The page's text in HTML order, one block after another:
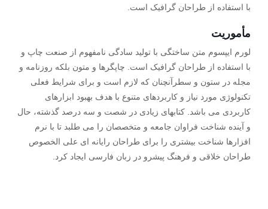
با استفاده از طراحان گرافیک است.
مأموریت
لورم ایپسوم متن ساختگی با تولید سادگی نامفهوم از صنعت چاپ و
با استفاده از طراحان گرافیک است. چاپگرها و متون بلکه روزنامه و
مجله در ستون و سطرآنچنان که لازم است و برای شرایط فعلی
تکنولوژی مورد نیاز و کاربردهای متنوع با هدف بهبود ابزارهای
کاربردی می باشد. کتابهای زیادی در شصت و سه درصد گذشته، حال
و آینده شناخت فراوان جامعه و متخصصان را می طلبد تا با نرم
افزارها شناخت بیشتری را برای طراحان رایانه ای علی الخصوص
طراحان خلاقی و فرهنگ پیشرو در زبان فارسی ایجاد کرد.